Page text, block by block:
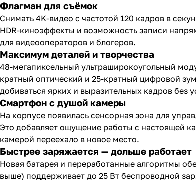
Флагман для съёмок
Снимать 4K-видео с частотой 120 кадров в
HDR-киноэффекты и возможность записи
для видеооператоров и блогеров.
Максимум деталей и творчества
48-мегапиксельный ультраширокоугольный
кратный оптический и 25-кратный цифровой
добиваться ярких и выразительных кадров без
Смартфон с душой камеры
На корпусе появилась сенсорная зона для
Это добавляет ощущение работы с настоящей
камерой переехало в новое место.
Быстрее заряжается — дольше работает
Новая батарея и переработанные алгоритмы
выше) поддерживает до 25 Вт беспроводной